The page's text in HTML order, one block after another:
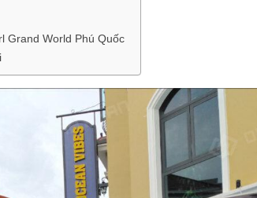
Grand World Phú Quốc